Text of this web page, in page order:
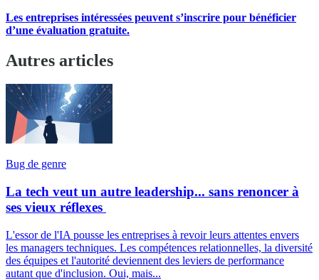
Les entreprises intéressées peuvent s’inscrire pour bénéficier
d’une évaluation gratuite.
Autres articles
Bug de genre
La tech veut un autre leadership... sans renoncer à
ses vieux réflexes
L'essor de l'IA pousse les entreprises à revoir leurs attentes envers
les managers techniques. Les compétences relationnelles, la diversité
des équipes et l'autorité deviennent des leviers de performance
autant que d'inclusion. Oui, mais...